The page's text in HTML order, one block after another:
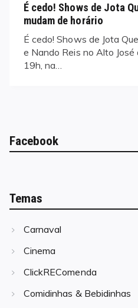
É cedo! Shows de Jota
mudam de horário
É cedo! Shows de Jota
e Nando Reis no Alto
19h, na…
Facebook
Temas
Carnaval
Cinema
ClickREComenda
Comidinhas & Bebidinhas